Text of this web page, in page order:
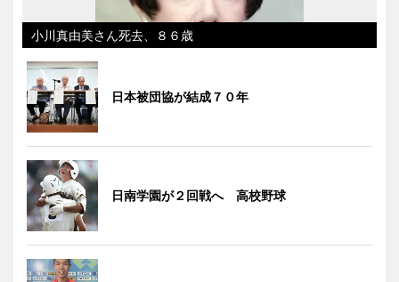
小川真由美さん死去、８６歳
日本被団協が結成７０年
日南学園が２回戦へ 高校野球